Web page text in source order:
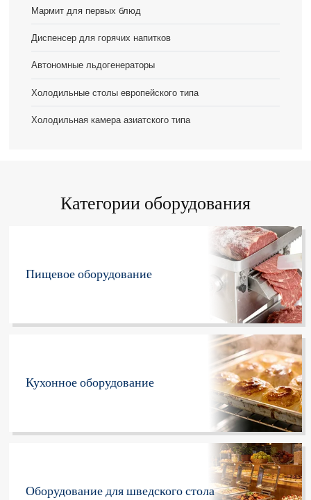
Мармит для первых блюд
Диспенсер для горячих напитков
Автономные льдогенераторы
Холодильные столы европейского типа
Холодильная камера азиатского типа
Категории оборудования
Пищевое оборудование
Кухонное оборудование
Оборудование для шведского стола